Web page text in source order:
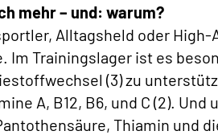
mehr – und: warum?
Alltagsheld oder High-
Trainingslager ist es
(3) zu
A, B12, B6, und C (2).
Thiamin und